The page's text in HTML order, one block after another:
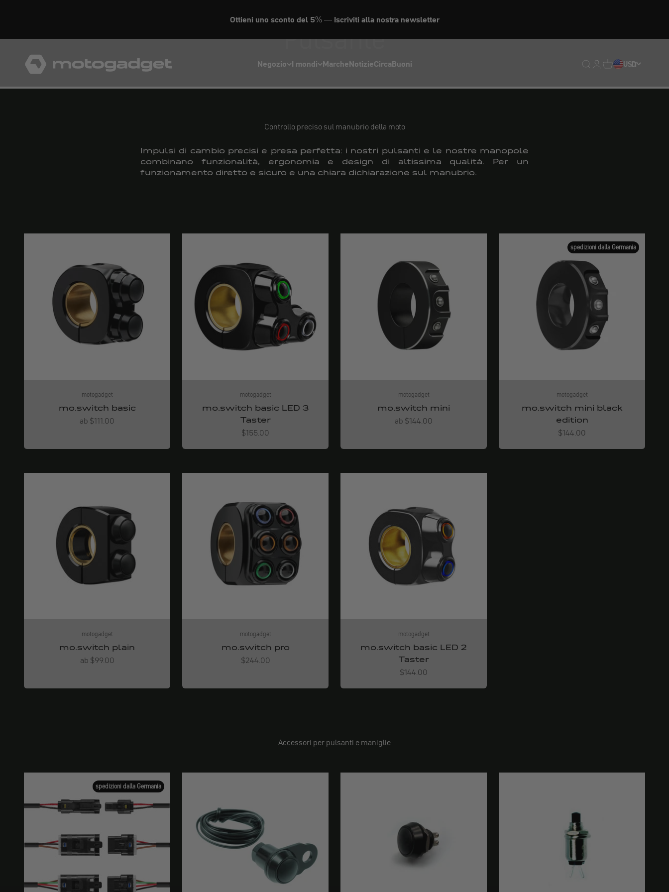
Ottieni uno sconto del 5% — Iscriviti alla nostra newsletter
Negozio I mondi MarcheNotizieCircaBuoni
motogadget GmbH
Traduzione mancante:
Traduzione
Traduzione
USD
IT
Pulsante
Controllo preciso sul manubrio della moto
Impulsi di cambio precisi e presa perfetta: i nostri pulsanti e le nostre manopole
combinano funzionalità, ergonomia e design di altissima qualità. Per un
funzionamento diretto e sicuro e una chiara dichiarazione sul manubrio.
motogadget
mo.switch basic
Angebot
ab $111.00
motogadget
mo.switch basic LED 3
Taster
Angebot
$155.00
motogadget
mo.switch mini
Angebot
ab $144.00
spedizioni dalla Germania
motogadget
mo.switch mini black
edition
Angebot
$144.00
motogadget
mo.switch plain
Angebot
ab $99.00
motogadget
mo.switch pro
Angebot
$244.00
motogadget
mo.switch basic LED 2
Taster
Angebot
$144.00
Accessori per pulsanti e maniglie
spedizioni dalla Germania